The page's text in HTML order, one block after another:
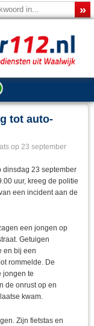
tot auto-
op 23 september
dinsdag 23 september
uur, kreeg de politie
een incident aan de
een jongen op
Getuigen
en bij een
rommelde. De
jongen te
de onrust op en
kwam.
Zijn fietstas en